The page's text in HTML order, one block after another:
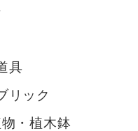
具
リック
・植木鉢